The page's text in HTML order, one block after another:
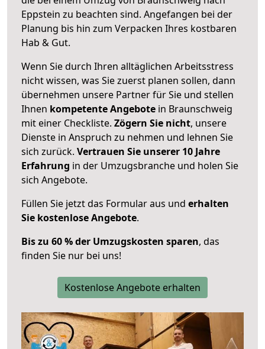
Eppstein zu beachten sind. Angefangen bei der
Planung bis hin zum Verpacken Ihres kostbaren
Hab & Gut.
Wenn Sie durch Ihren alltäglichen Arbeitsstress
nicht wissen, was Sie zuerst planen sollen, dann
übernehmen unsere Partner für Sie und stellen
Ihnen kompetente Angebote in Braunschweig
mit einer Checkliste. Zögern Sie nicht, unsere
Dienste in Anspruch zu nehmen und lehnen Sie
sich zurück. Vertrauen Sie unserer 10 Jahre
Erfahrung in der Umzugsbranche und holen Sie
sich Angebote.
Füllen Sie jetzt das Formular aus und erhalten
Sie kostenlose Angebote.
Bis zu 60 % der Umzugskosten sparen, das
finden Sie nur bei uns!
Kostenlose Angebote erhalten